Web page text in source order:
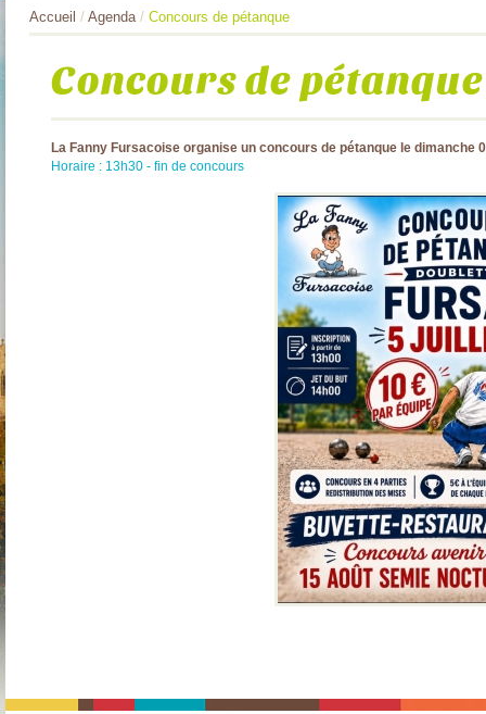
Accueil / Agenda / Concours de pétanque
Concours de pétanque
La Fanny Fursacoise organise un concours de pétanque le dimanche
Horaire : 13h30 - fin de concours